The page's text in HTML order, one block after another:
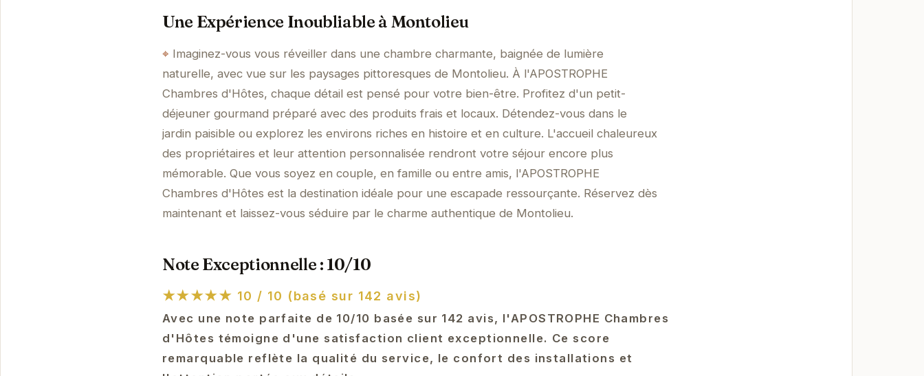
Une Expérience Inoubliable à Montolieu
Imaginez-vous vous réveiller dans une chambre charmante, baignée de lumière
naturelle, avec vue sur les paysages pittoresques de Montolieu. À l'APOSTROPHE
Chambres d'Hôtes, chaque détail est pensé pour votre bien-être. Profitez d'un petit-
déjeuner gourmand préparé avec des produits frais et locaux. Détendez-vous dans le
jardin paisible ou explorez les environs riches en histoire et en culture. L'accueil chaleureux
des propriétaires et leur attention personnalisée rendront votre séjour encore plus
mémorable. Que vous soyez en couple, en famille ou entre amis, l'APOSTROPHE
Chambres d'Hôtes est la destination idéale pour une escapade ressourçante. Réservez dès
maintenant et laissez-vous séduire par le charme authentique de Montolieu.
Note Exceptionnelle : 10/10
★★★★★ 10 / 10 (basé sur 142 avis)
Avec une note parfaite de 10/10 basée sur 142 avis, l'APOSTROPHE Chambres
d'Hôtes témoigne d'une satisfaction client exceptionnelle. Ce score
remarquable reflète la qualité du service, le confort des installations et